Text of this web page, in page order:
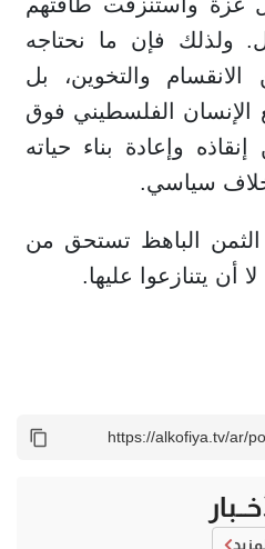
ولذلك فإن ما نحتاجه
والتخوين، بل
الإنسان الفلسطيني فوق
وإعادة بناء حياته
خلاف سياسي.
الباهظ تستحق من
أن يتنازعوا عليها.